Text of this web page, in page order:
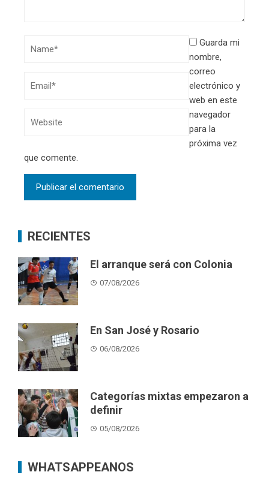
Guarda mi
nombre,
correo
electrónico y
web en este
navegador
para la
próxima vez
que comente.
RECIENTES
El arranque será con Colonia
07/08/2026
En San José y Rosario
06/08/2026
Categorías mixtas empezaron a
definir
05/08/2026
WHATSAPPEANOS